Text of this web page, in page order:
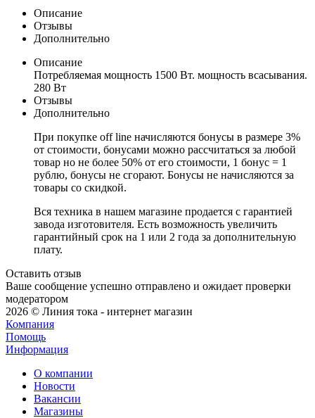
Описание
Отзывы
Дополнительно
Описание
Потребляемая мощность 1500 Вт. мощность всасывания.
280 Вт
Отзывы
Дополнительно
При покупке off line начисляются бонусы в размере 3%
от стоимости, бонусами можно рассчитаться за любой
товар но не более 50% от его стоимости, 1 бонус = 1
рублю, бонусы не сгорают. Бонусы не начисляются за
товары со скидкой.
Вся техника в нашем магазине продается с гарантией
завода изготовителя. Есть возможность увеличить
гарантийный срок на 1 или 2 года за дополнительную
плату.
Оставить отзыв
Ваше сообщение успешно отправлено и ожидает проверки
модератором
2026 © Линия тока - интернет магазин
Компания
Помощь
Информация
О компании
Новости
Вакансии
Магазины